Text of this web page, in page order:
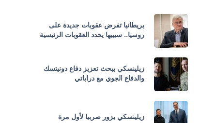
بريطانيا تفرض عقوبات جديدة على
روسيا.. سيبيها يحدد العقوبات الرئيسية
زيلينسكي يبحث تعزيز دفاع دونيتسك
والدفاع الجوي مع دراباتي
زيلينسكي يزور صربيا لأول مرة